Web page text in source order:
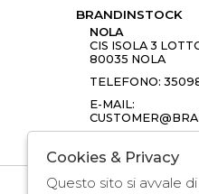
BRANDINSTOCK
NOLA
CIS ISOLA 3
80035 NOLA
TELEFONO:
E-MAIL:
Cookies & Privacy
Questo sito si avvale